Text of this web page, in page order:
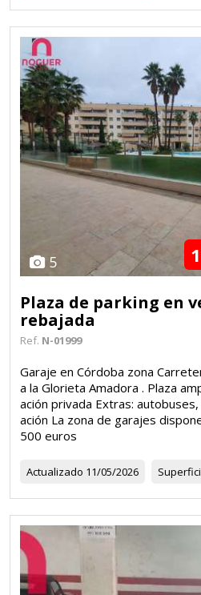
5
Plaza de parking en
rebajada
Ref. N-01999
Garaje en Córdoba zona
a la Glorieta Amadora . Plaza
ación privada Extras:
ación La zona de garajes
500 euros
Actualizado 11/05/2026